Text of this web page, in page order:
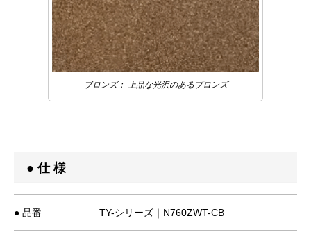
ブロンズ： 上品な光沢のあるブロンズ
● 仕 様
● 品番 TY-シリーズ｜N760ZWT-CB